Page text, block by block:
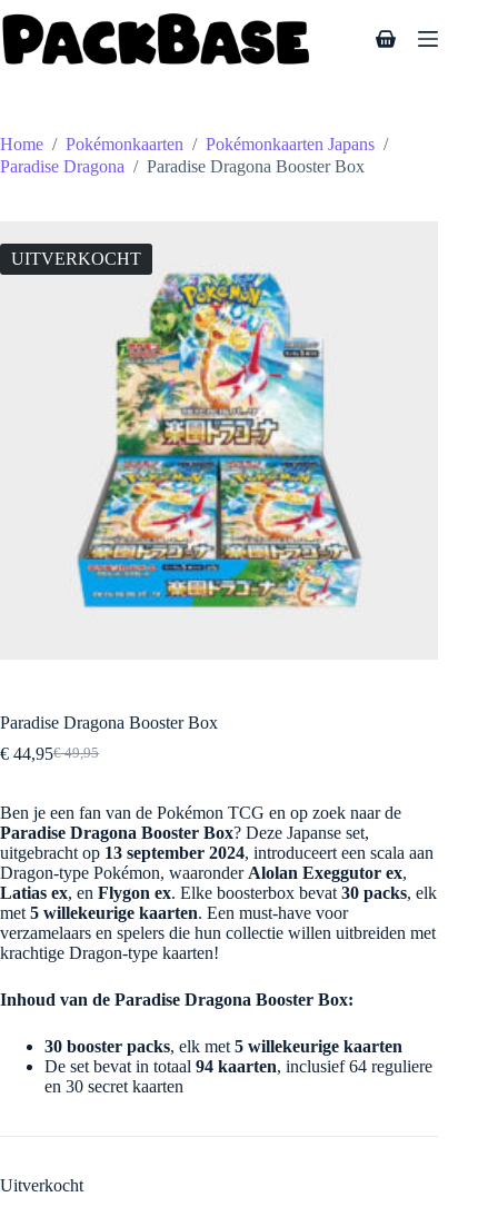
naar
de
inhoud
Winkelwagen
Home / Pokémonkaarten / Pokémonkaarten Japans /
Paradise Dragona / Paradise Dragona Booster Box
UITVERKOCHT
Paradise Dragona Booster Box
€49,95
Oorspronkelijke
€ 49,95.
€ 44,95Huidige
€ 44,95.
Ben je een fan van de Pokémon TCG en op zoek naar de
Paradise Dragona Booster Box? Deze Japanse set,
uitgebracht op 13 september 2024, introduceert een scala aan
Dragon-type Pokémon, waaronder Alolan Exeggutor ex,
Latias ex, en Flygon ex. Elke boosterbox bevat 30 packs, elk
met 5 willekeurige kaarten. Een must-have voor
verzamelaars en spelers die hun collectie willen uitbreiden met
krachtige Dragon-type kaarten!
Inhoud van de Paradise Dragona Booster Box:
30 booster packs, elk met 5 willekeurige kaarten
De set bevat in totaal 94 kaarten, inclusief 64 reguliere
en 30 secret kaarten
Uitverkocht